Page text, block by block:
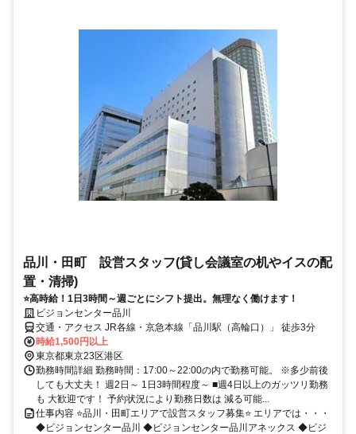
品川・田町 設営スタッフ(貸し会議室の机やイスの配
置・清掃)
⭐高時給！1日3時間～週ごとにシフト提出。無理なく働けます！
ビジョンセンター品川
交通・アクセス JR各線・京急本線「品川駅（高輪口）」 徒歩3分
時給1,500円以上
東京都東京23区港区
勤務時間詳細 勤務時間：17:00～22:00の内で勤務可能。 ※多少前後
しても大丈夫！ 週2日～ 1日3時間程度～ ■週4日以上のガッツリ勤務
も 大歓迎です！ 予約状況により勤務日数は 減る可能...
仕事内容 ⭐品川・田町エリアで設営スタッフ募集⭐ エリアでは・・・
◆ビジョンセンター品川 ◆ビジョンセンター品川アネックス ◆ビジ